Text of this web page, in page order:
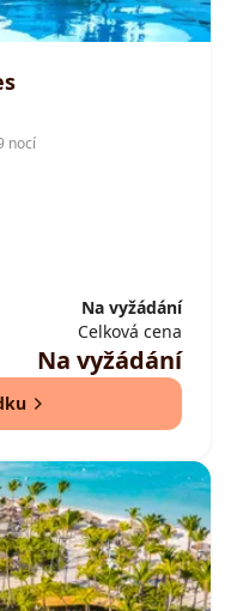
nocí
Na vyžádání
Celková cena
Na vyžádání